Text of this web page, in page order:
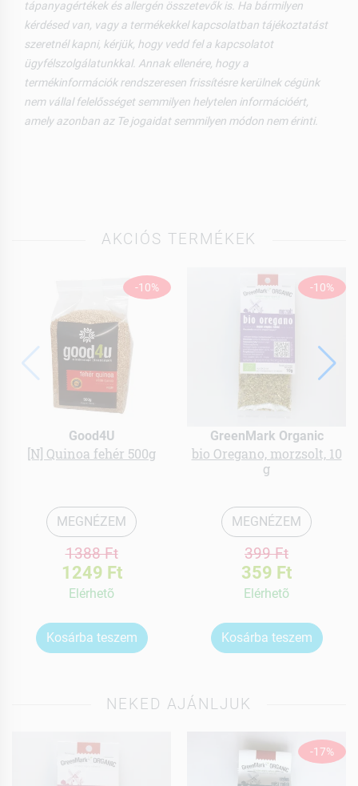
tápanyagértékek és allergén összetevők is. Ha bármilyen
kérdésed van, vagy a termékekkel kapcsolatban tájékoztatást
szeretnél kapni, kérjük, hogy vedd fel a kapcsolatot
ügyfélszolgálatunkkal. Annak ellenére, hogy a
termékinformációk rendszeresen frissítésre kerülnek cégünk
nem vállal felelősséget semmilyen helytelen információért,
amely azonban az Te jogaidat semmilyen módon nem érinti.
AKCIÓS TERMÉKEK
-10%
Good4U
[N] Quinoa fehér 500g
MEGNÉZEM
1388 Ft
1249 Ft
Elérhetõ
Kosárba teszem
-10%
GreenMark Organic
bio Oregano, morzsolt, 10
g
MEGNÉZEM
399 Ft
359 Ft
Elérhetõ
Kosárba teszem
NEKED AJÁNLJUK
-17%